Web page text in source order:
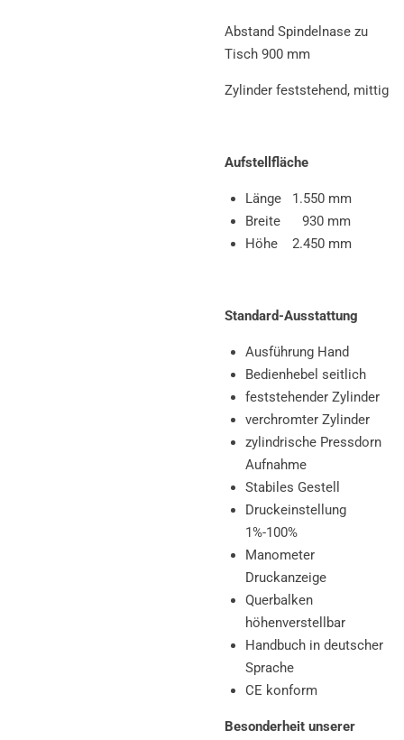
Abstand Spindelnase zu
Tisch 900 mm
Zylinder feststehend, mittig
Aufstellfläche
Länge 1.550 mm
Breite 930 mm
Höhe 2.450 mm
Standard-Ausstattung
Ausführung Hand
Bedienhebel seitlich
feststehender Zylinder
verchromter Zylinder
zylindrische Pressdorn
Aufnahme
Stabiles Gestell
Druckeinstellung
1%-100%
Manometer
Druckanzeige
Querbalken
höhenverstellbar
Handbuch in deutscher
Sprache
CE konform
Besonderheit unserer